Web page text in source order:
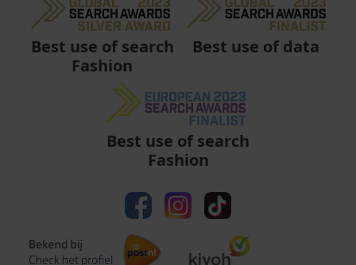
Best use of search
Fashion
Best use of data
Best use of search
Fashion